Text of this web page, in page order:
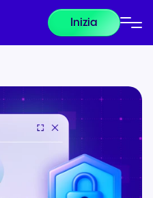
Inizia